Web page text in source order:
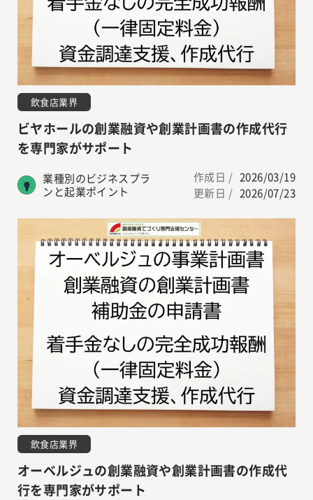
ビヤホールの創業融資や創業計画書の作成代行
を専門家がサポート
業種別のビジネスプラ
ンと起業ポイント
飲食店業界
作成日 / 2026/03/19
更新日 / 2026/07/23
オーベルジュの創業融資や創業計画書の作成代
行を専門家がサポート
飲食店業界